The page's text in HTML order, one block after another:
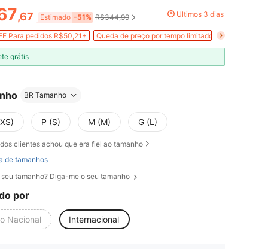
AND AVAILABILITY
,67 Estimado -51% R$344,99 Últimos 3 dias
Para pedidos R$50,21+ Queda de preço por tempo limitado
grátis
BR Tamanho
P (S) M (M) G (L)
dos clientes achou que era fiel ao tamanho
de tamanhos
tamanho? Diga-me o seu tamanho
por
Nacional Internacional